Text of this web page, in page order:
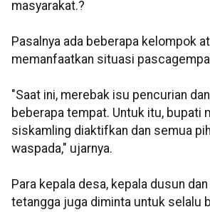
masyarakat.?
Pasalnya ada beberapa kelompok
memanfaatkan situasi
"Saat ini, merebak isu pencurian
beberapa tempat. Untuk itu, bupati
siskamling diaktifkan dan semua
waspada," ujarnya.
Para kepala desa, kepala dusun
tetangga juga diminta untuk selalu